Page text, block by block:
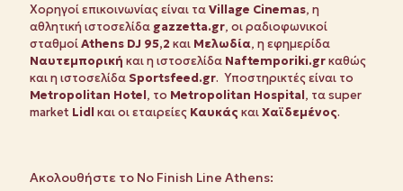
Χορηγοί επικοινωνίας είναι ταVillage Cinemas, η
αθλητική ιστοσελίδα gazzetta.gr, οι ραδιοφωνικοί
σταθμοίAthens DJ 95,2 και Μελωδία, η εφημερίδα
Ναυτεμπορική και η ιστοσελίδα Naftemporiki.grκαθώς
και η ιστοσελίδαSportsfeed.gr. Υποστηρικτές είναι το
Metropolitan Hotel, το Metropolitan Hospital, τα super
market Lidl και οι εταιρείες Καυκάς καιΧαϊδεμένος.
Ακολουθήστε το No Finish Line Athens: